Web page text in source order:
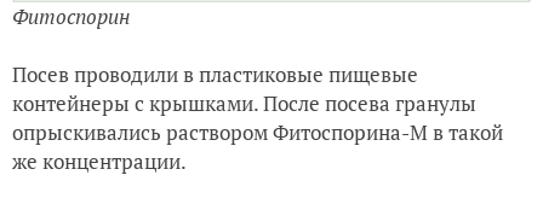
Фитоспорин
Посев проводили в пластиковые пищевые
контейнеры с крышками. После посева гранулы
опрыскивались раствором Фитоспорина-М в такой
же концентрации.